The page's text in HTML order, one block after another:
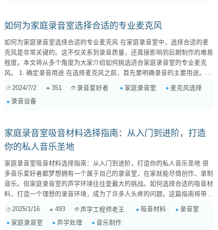
如何为家庭录音室选择合适的专业麦克风
如何为家庭录音室选择合适的专业麦克风 在家庭录音室中，选择合适的麦
克风是非常关键的。这不仅关系到录音质量，还直接影响到后期制作的难易
程度。本文将从多个角度为大家介绍如何挑选适合家庭录音室的专业麦克
风。 1. 确定录音用途 在选择麦克风之前，首先要明确录音的主要用途。是
圈麦克风耐用性强，适合现场演出和高音压的声音录制。而电容麦克风灵敏
2024/7/2 351 录音爱好者 家庭录音室
麦克风选择
录音设备
家庭录音室吸音材料选择指南：从入门到进阶，打造
你的私人音乐圣地
家庭录音室吸音材料选择指南：从入门到进阶，打造你的私人音乐圣地 很
多音乐爱好者都梦想拥有一个属于自己的录音室，在家就能尽情创作、录制
音乐。但家庭录音室的声学环境往往是最大的挑战。如何选择合适的吸音材
料，打造一个理想的录音环境，成为了许多人头疼的问题。这篇指南将带你
从入门到进阶，了解各种吸音材料的特性，帮助你做出最佳选择，最终打造
区分吸音和隔音这两个概念。 吸音 : 指的是材料吸收声波能量的能力。吸
2025/1/16 493 声学工程师老王 吸音材料
录音室
家庭录音室
声学处理 音乐制作